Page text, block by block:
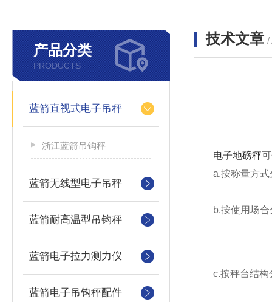
产品分类
PRODUCTS
蓝箭直视式电子吊秤
浙江蓝箭吊钩秤
蓝箭无线型电子吊秤
蓝箭耐高温型吊钩秤
蓝箭电子拉力测力仪
蓝箭电子吊钩秤配件
技术文章 /
电子地磅秤
a.按称量方式
b.按使用场合分
c.按秤台结构